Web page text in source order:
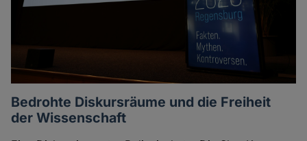
Bedrohte Diskursräume und die Freiheit
der Wissenschaft